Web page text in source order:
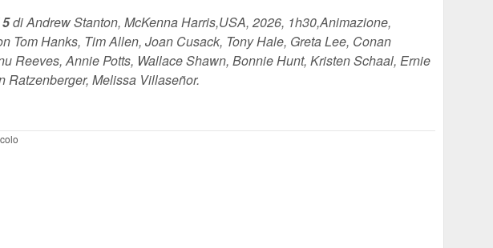
di Andrew Stanton, McKenna Harris,USA, 2026, 1h30,Animazione,
Tom Hanks, Tim Allen, Joan Cusack, Tony Hale, Greta Lee, Conan
Reeves, Annie Potts, Wallace Shawn, Bonnie Hunt, Kristen Schaal, Ernie
Ratzenberger, Melissa Villaseñor.